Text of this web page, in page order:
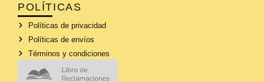
POLÍTICAS
Políticas de privacidad
Políticas de envíos
Términos y condiciones